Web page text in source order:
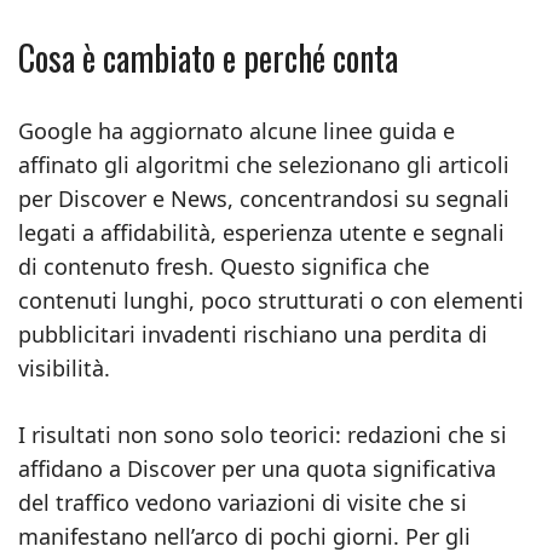
Cosa è cambiato e perché conta
Google ha aggiornato alcune linee guida e
affinato gli algoritmi che selezionano gli articoli
per Discover e News, concentrandosi su segnali
legati a affidabilità, esperienza utente e segnali
di contenuto fresh. Questo significa che
contenuti lunghi, poco strutturati o con elementi
pubblicitari invadenti rischiano una perdita di
visibilità.
I risultati non sono solo teorici: redazioni che si
affidano a Discover per una quota significativa
del traffico vedono variazioni di visite che si
manifestano nell’arco di pochi giorni. Per gli